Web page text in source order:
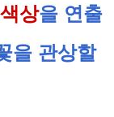
상을 연출
관상할